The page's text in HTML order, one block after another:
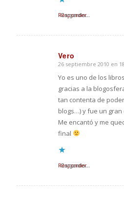
Cargando...
Responder
Vero
Dice:
26 septiembre 2010 en
Yo es uno de los
gracias a la
tan contenta de
blogs…) y fue un
Me encantó y me
final
Cargando...
Responder